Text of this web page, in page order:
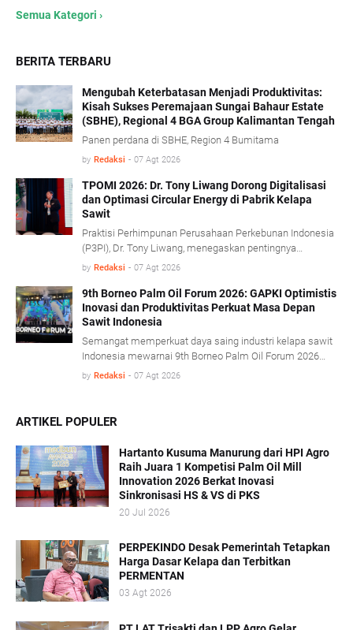
Semua Kategori ›
BERITA TERBARU
Mengubah Keterbatasan Menjadi Produktivitas:
Kisah Sukses Peremajaan Sungai Bahaur Estate
(SBHE), Regional 4 BGA Group Kalimantan Tengah
Panen perdana di SBHE, Region 4 Bumitama
by Redaksi - 07 Agt 2026
TPOMI 2026: Dr. Tony Liwang Dorong Digitalisasi
dan Optimasi Circular Energy di Pabrik Kelapa
Sawit
Praktisi Perhimpunan Perusahaan Perkebunan Indonesia
(P3PI), Dr. Tony Liwang, menegaskan pentingnya
pemanfaatan teknologi modern dalam pengawasan
(circular energy).
by Redaksi - 07 Agt 2026
9th Borneo Palm Oil Forum 2026: GAPKI Optimistis
Inovasi dan Produktivitas Perkuat Masa Depan
Sawit Indonesia
Semangat memperkuat daya saing industri kelapa sawit
Indonesia mewarnai 9th Borneo Palm Oil Forum 2026
yang mengusung tema “Resilience, Innovation, and
Hall Balikpapan, Kamis (6/8).
by Redaksi - 07 Agt 2026
ARTIKEL POPULER
Hartanto Kusuma Manurung dari HPI Agro
Raih Juara 1 Kompetisi Palm Oil Mill
Innovation 2026 Berkat Inovasi
Sinkronisasi HS & VS di PKS
20 Jul 2026
PERPEKINDO Desak Pemerintah Tetapkan
Harga Dasar Kelapa dan Terbitkan
PERMENTAN
03 Agt 2026